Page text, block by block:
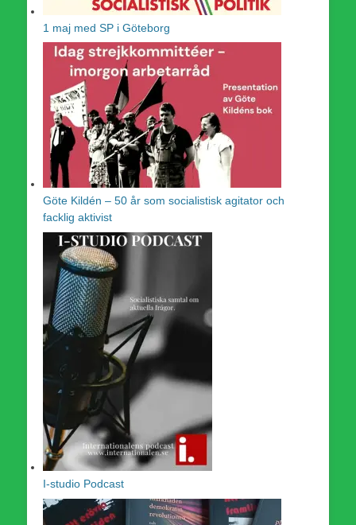
1 maj med SP i Göteborg
Göte Kildén – 50 år som socialistisk agitator och
facklig aktivist
I-studio Podcast